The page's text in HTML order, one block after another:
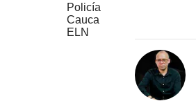
Policía
Cauca
ELN